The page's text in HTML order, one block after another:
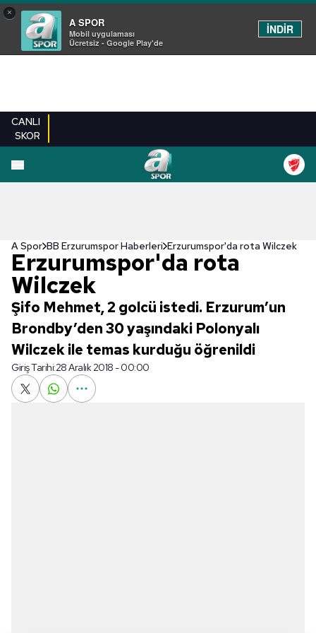
×
A SPOR
Mobil uygulaması
Ücretsiz - Google Play'de
İNDİR
CANLI
SKOR
A Spor BB Erzurumspor Haberleri Erzurumspor'da rota Wilczek
Erzurumspor'da rota
Wilczek
Şifo Mehmet, 2 golcü istedi. Erzurum’un
Brondby’den 30 yaşındaki Polonyalı
Wilczek ile temas kurduğu öğrenildi
Giriş Tarihi:28 Aralık 2018 - 00:00